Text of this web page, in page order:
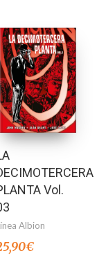
Vol.
Albion
€